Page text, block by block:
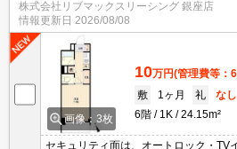
スなど豊富なので、衣類や履き物の整
部にはゴミ出し24時間OK・宅配ボック
スが揃っているので便利です。
株式会社リブマックスリーシング 銀座店
情報更新日 2026/08/08
画像：3枚
10万円(管理費等：
敷
1ヶ月 礼
なし
6階
1K 24.15m²
セキュリティ面は、オートロック・TV